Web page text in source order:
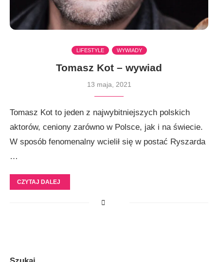
LIFESTYLE WYWIADY
Tomasz Kot – wywiad
13 maja, 2021
Tomasz Kot to jeden z najwybitniejszych polskich
aktorów, ceniony zarówno w Polsce, jak i na świecie.
W sposób fenomenalny wcielił się w postać Ryszarda
…
CZYTAJ DALEJ